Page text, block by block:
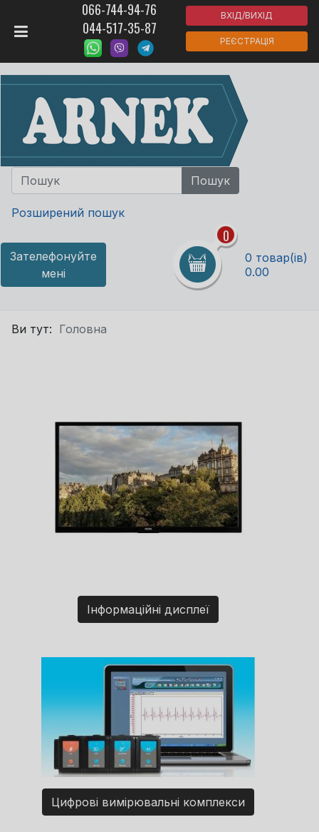
066-744-94-76
044-517-35-87
ВХІД/ВИХІД
РЕЄСТРАЦІЯ
Розширений пошук
Зателефонуйте
мені
0
0 товар(ів)
0.00
Ви тут: Головна
Інформаційні дисплеї
Цифрові вимірювальні комплекси